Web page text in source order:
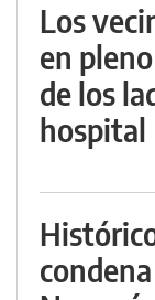
Los
en
de los
hospital